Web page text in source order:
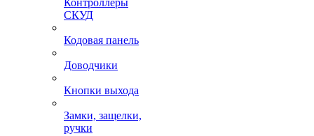
Контроллеры
СКУД
Кодовая панель
Доводчики
Кнопки выхода
Замки, защелки,
ручки